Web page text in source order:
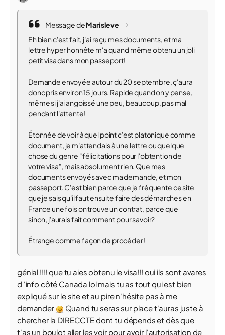
Message deMarisleve
Eh bien c'est fait, j'ai reçu mes documents, et ma
lettre hyper honnête m'a quand même obtenu un joli
petit visa dans mon passeport!
Demande envoyée autour du 20 septembre, ç'aura
donc pris environ 15 jours. Rapide quand on y pense,
même si j'ai angoissé une peu, beaucoup, pas mal
pendant l'attente!
Étonnée de voir à quel point c'est platonique comme
document, je m'attendais à une lettre ou quelque
chose du genre "félicitations pour l'obtention de
votre visa", mais absolument rien. Que mes
documents envoyés avec ma demande, et mon
passeport. C'est bien parce que je fréquente ce site
que je sais qu'il faut ensuite faire des démarches en
France une fois on trouve un contrat, parce que
sinon, j'aurais fait comment pour savoir?
Étrange comme façon de procéder!
génial !!!! que tu aies obtenu le visa!!! oui ils sont avares
d 'info côté Canada lol mais tu as tout qui est bien
expliqué sur le site et au pire n'hésite pas à me
demander
Quand tu seras sur place t'auras juste à
chercher la DIRECCTE dont tu dépends et dès que
t'as un boulot aller les voir pour avoir l'autorisation de